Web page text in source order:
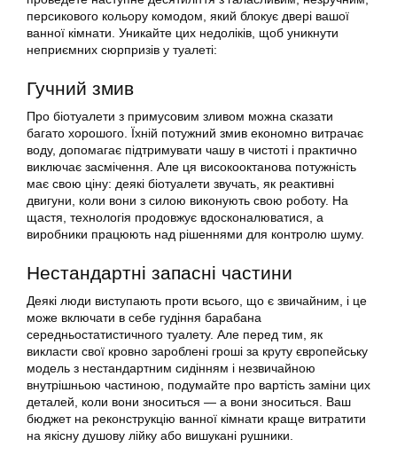
персикового кольору комодом, який блокує двері вашої
ванної кімнати. Уникайте цих недоліків, щоб уникнути
неприємних сюрпризів у туалеті:
Гучний змив
Про біотуалети з примусовим зливом можна сказати
багато хорошого. Їхній потужний змив економно витрачає
воду, допомагає підтримувати чашу в чистоті і практично
виключає засмічення. Але ця високооктанова потужність
має свою ціну: деякі біотуалети звучать, як реактивні
двигуни, коли вони з силою виконують свою роботу. На
щастя, технологія продовжує вдосконалюватися, а
виробники працюють над рішеннями для контролю шуму.
Нестандартні запасні частини
Деякі люди виступають проти всього, що є звичайним, і це
може включати в себе гудіння барабана
середньостатистичного туалету. Але перед тим, як
викласти свої кровно зароблені гроші за круту європейську
модель з нестандартним сидінням і незвичайною
внутрішньою частиною, подумайте про вартість заміни цих
деталей, коли вони зноситься — а вони зноситься. Ваш
бюджет на реконструкцію ванної кімнати краще витратити
на якісну душову лійку або вишукані рушники.